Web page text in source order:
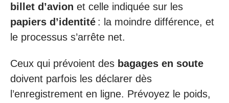
billet d’avion et celle indiquée sur les
papiers d’identité : la moindre différence, et
le processus s’arrête net.
Ceux qui prévoient des bagages en soute
doivent parfois les déclarer dès
l’enregistrement en ligne. Prévoyez le poids,